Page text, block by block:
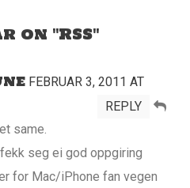
on "RSS"
FEBRUAR 3, 2011 AT
REPLY
same.
seg ei god oppgiring
for Mac/iPhone fan vegen